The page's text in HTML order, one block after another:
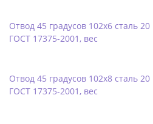
Отвод 45 градусов 102х6 сталь 20
ГОСТ 17375-2001, вес
Отвод 45 градусов 102х8 сталь 20
ГОСТ 17375-2001, вес